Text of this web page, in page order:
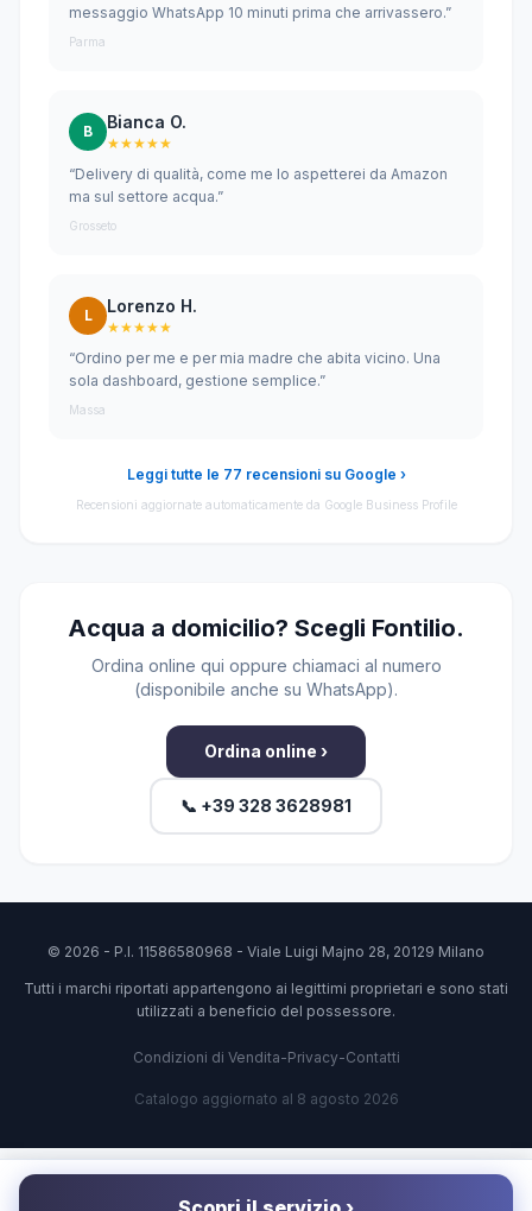
messaggio WhatsApp 10 minuti prima che arrivassero.”
Parma
B Bianca O.
★★★★★
“Delivery di qualità, come me lo aspetterei da Amazon
ma sul settore acqua.”
Grosseto
L Lorenzo H.
★★★★★
“Ordino per me e per mia madre che abita vicino. Una
sola dashboard, gestione semplice.”
Massa
Leggi tutte le 77 recensioni su Google ›
Recensioni aggiornate automaticamente da Google Business Profile
Acqua a domicilio? Scegli Fontilio.
Ordina online qui oppure chiamaci al numero
(disponibile anche su WhatsApp).
Ordina online ›
📞 +39 328 3628981
© 2026 - P.I. 11586580968 - Viale Luigi Majno 28, 20129 Milano
Tutti i marchi riportati appartengono ai legittimi proprietari e sono stati
utilizzati a beneficio del possessore.
Condizioni di Vendita-Privacy-Contatti
Catalogo aggiornato al 8 agosto 2026